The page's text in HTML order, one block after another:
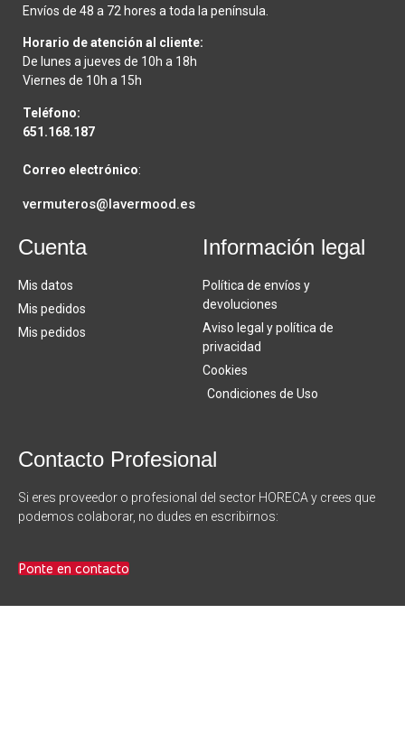
Envíos de 48 a 72 hores a toda la península.
Horario de atención al cliente:
De lunes a jueves de 10h a 18h
Viernes de 10h a 15h
Teléfono:
651.168.187
Correo electrónico:
vermuteros@lavermood.es
Cuenta
Mis datos
Mis pedidos
Mis pedidos
Información legal
Política de envíos y
devoluciones
Aviso legal y política de
privacidad
Cookies
Condiciones de Uso
Contacto Profesional
Si eres proveedor o profesional del sector HORECA y crees que
podemos colaborar, no dudes en escribirnos:
Ponte en contacto